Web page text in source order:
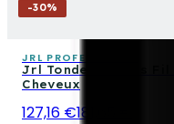
-30%
JRL PROFESSIONAL
Jrl Tondeuse Sans Fil
Cheveux
127,16 €181,65 €